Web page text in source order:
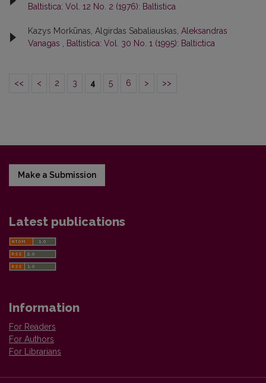
Baltistica: Vol. 12 No. 2 (1976): Baltistica
Kazys Morkūnas, Algirdas Sabaliauskas, Aleksandras
Vanagas
Baltistica: Vol. 30 No. 1 (1995): Baltictica
<< < 2 3 4 5 6 > >>
Make a Submission
Latest publications
Information
For Readers
For Authors
For Librarians